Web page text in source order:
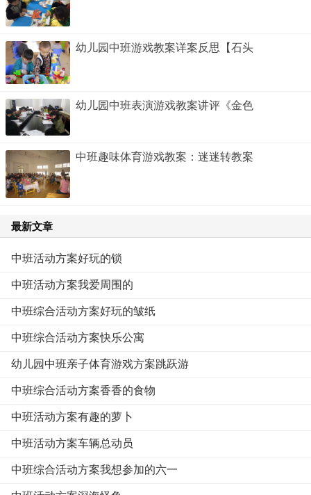
幼儿园中班游戏教案详案反思【石头
幼儿园中班表演游戏教案讲评《金色
中班趣味体育游戏教案：迷迷转教案
最新文章
中班活动方案好玩的锁
中班活动方案我爱周围的
中班综合活动方案好玩的皱纸
中班综合活动方案快乐公寓
幼儿园中班亲子体育游戏方案跳跃游
中班综合活动方案香香的食物
中班活动方案有趣的萝卜
中班活动方案车辆总动员
中班综合活动方案我想参加的六一